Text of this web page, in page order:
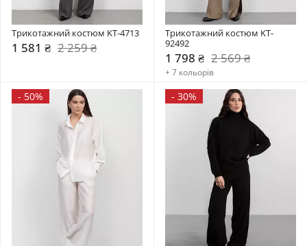
Трикотажний костюм KT-4713
1 581 ₴ 2 259 ₴
Трикотажний костюм KT-
92492
1 798 ₴ 2 569 ₴
+ 7 кольорів
- 50% - 30%